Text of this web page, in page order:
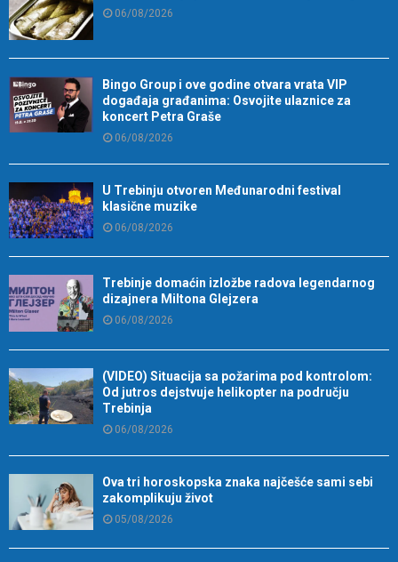
06/08/2026
Bingo Group i ove godine otvara vrata VIP
događaja građanima: Osvojite ulaznice za
koncert Petra Graše
06/08/2026
U Trebinju otvoren Međunarodni festival
klasične muzike
06/08/2026
Trebinje domaćin izložbe radova legendarnog
dizajnera Miltona Glejzera
06/08/2026
(VIDEO) Situacija sa požarima pod kontrolom:
Od jutros dejstvuje helikopter na području
Trebinja
06/08/2026
Ova tri horoskopska znaka najčešće sami sebi
zakomplikuju život
05/08/2026